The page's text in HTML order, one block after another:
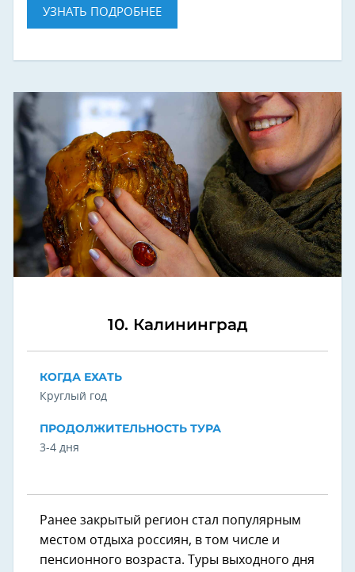
УЗНАТЬ ПОДРОБНЕЕ
10. Калининград
КОГДА ЕХАТЬ
Круглый год
ПРОДОЛЖИТЕЛЬНОСТЬ ТУРА
3-4 дня
Ранее закрытый регион стал популярным
местом отдыха россиян, в том числе и
пенсионного возраста. Туры выходного дня